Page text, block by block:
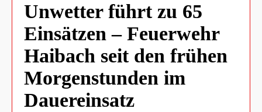
Unwetter führt zu 65
Einsätzen – Feuerwehr
Haibach seit den frühen
Morgenstunden im
Dauereinsatz